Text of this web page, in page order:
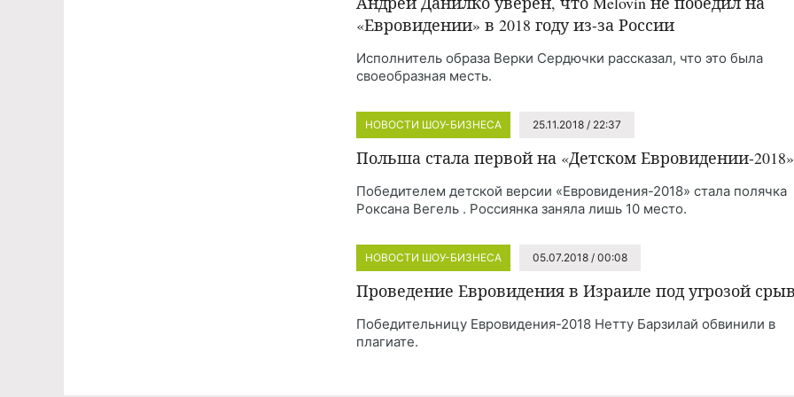
«Евровидении» в 2018 году из-за России
Исполнитель образа Верки Сердючки рассказал, что это была
своеобразная месть.
НОВОСТИ ШОУ-БИЗНЕСА 25.11.2018 / 22:37
Польша стала первой на «Детском Евровидении-2018»
Победителем детской версии «Евровидения-2018» стала полячка
Роксана Вегель . Россиянка заняла лишь 10 место.
НОВОСТИ ШОУ-БИЗНЕСА 05.07.2018 / 00:08
Проведение Евровидения в Израиле под угрозой
Победительницу Евровидения-2018 Нетту Барзилай обвинили в
плагиате.